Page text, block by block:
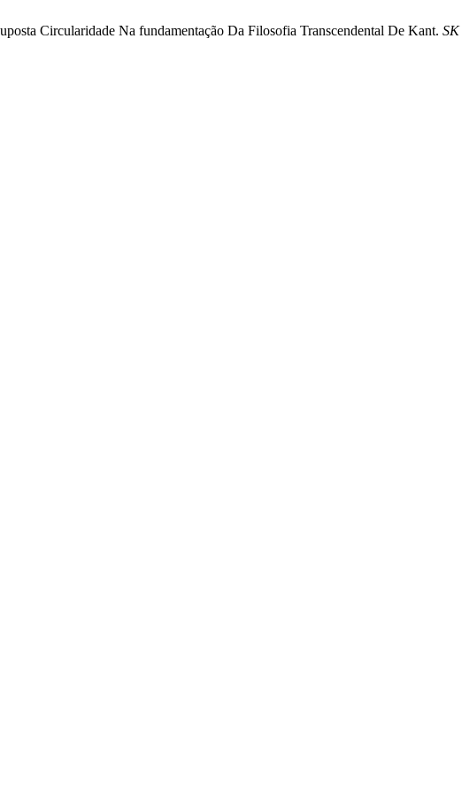
Circularidade Na fundamentação Da Filosofia Transcendental De Kant. SK